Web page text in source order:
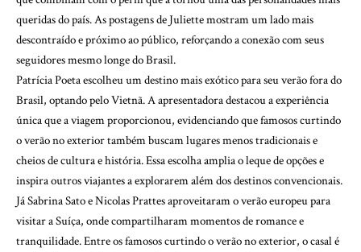
queridas do país. As postagens de Juliette mostram um lado mais
descontraído e próximo ao público, reforçando a conexão com seus
seguidores mesmo longe do Brasil.
Patrícia Poeta escolheu um destino mais exótico para seu verão fora do
Brasil, optando pelo Vietnã. A apresentadora destacou a experiência
única que a viagem proporcionou, evidenciando que famosos curtindo
o verão no exterior também buscam lugares menos tradicionais e
cheios de cultura e história. Essa escolha amplia o leque de opções e
inspira outros viajantes a explorarem além dos destinos convencionais.
Já Sabrina Sato e Nicolas Prattes aproveitaram o verão europeu para
visitar a Suíça, onde compartilharam momentos de romance e
tranquilidade. Entre os famosos curtindo o verão no exterior, o casal é